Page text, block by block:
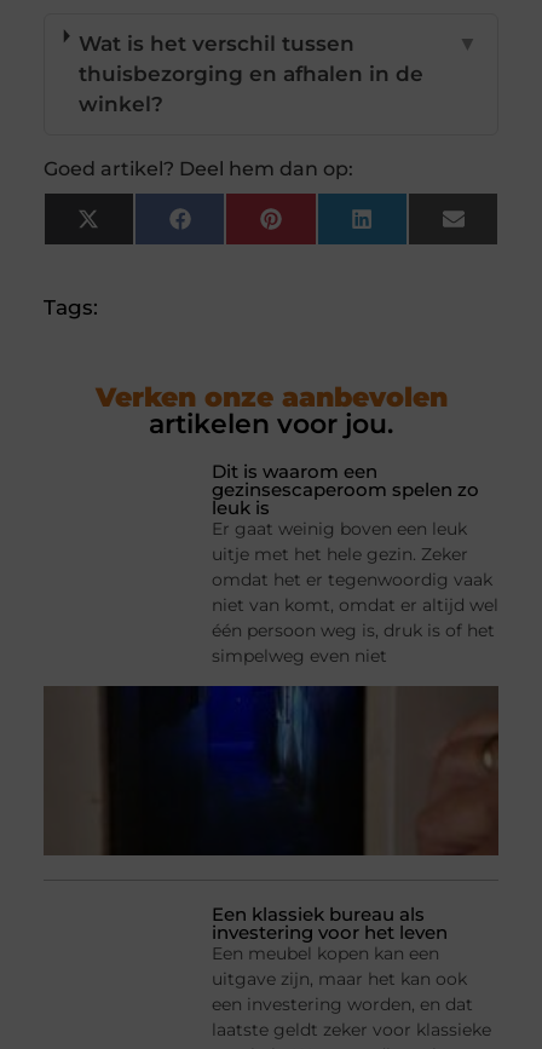
Wat is het verschil tussen
thuisbezorging en afhalen in de
winkel?
▼
Goed artikel? Deel hem dan op:
X
(Twitter)
FacebookPinterestLinkedInEmail
Tags:
Verken onze aanbevolen
artikelen voor jou.
Dit is waarom een
gezinsescaperoom spelen zo
leuk is
Er gaat weinig boven een leuk
uitje met het hele gezin. Zeker
omdat het er tegenwoordig vaak
niet van komt, omdat er altijd wel
één persoon weg is, druk is of het
simpelweg even niet
Een klassiek bureau als
investering voor het leven
Een meubel kopen kan een
uitgave zijn, maar het kan ook
een investering worden, en dat
laatste geldt zeker voor klassieke